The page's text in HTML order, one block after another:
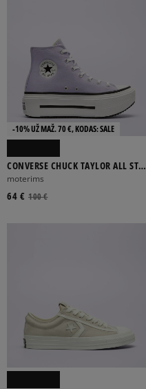
-10% UŽ MAŽ. 70 €, KODAS: SALE
CONVERSE CHUCK TAYLOR ALL STAR
LIFT DOUBLE STACK
moterims
100 €
64 €